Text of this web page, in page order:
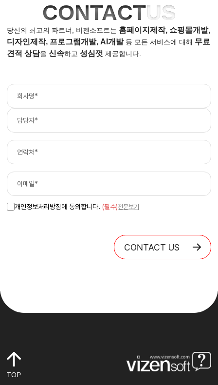
CONTACTUS
당신의 최고의 파트너, 비젠소프트는 홈페이지제작, 쇼핑몰개발,
디자인제작, 프로그램개발, AI개발등 모든 서비스에 대해 무료
견적 상담을 신속하고 성심껏 제공합니다.
개인정보처리방침에 동의합니다. (필수)전문보기
CONTACT US
TOP